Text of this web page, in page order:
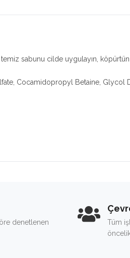
temiz sabunu cilde uygulayın,
Cocamidopropyl Betaine, Glycol
denetlenen
Tüm